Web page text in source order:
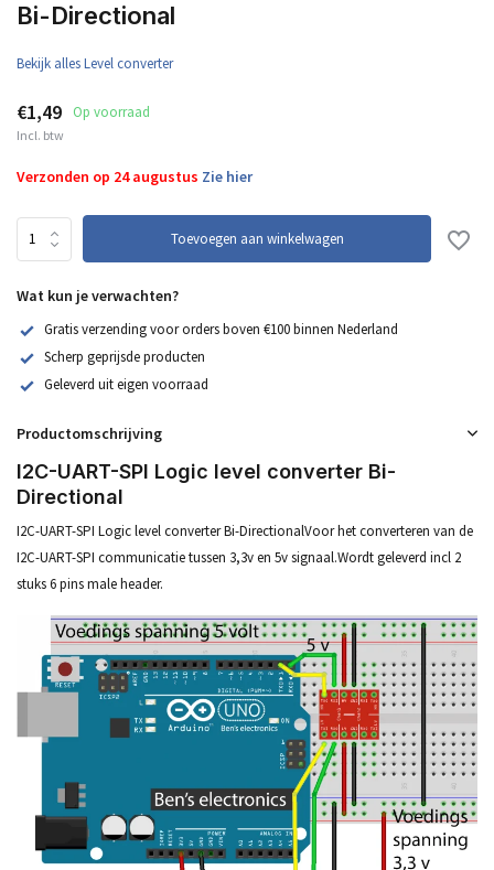
Bi-Directional
Bekijk alles Level converter
€1,49 Op voorraad
Incl. btw
Verzonden op 24 augustus Zie hier
Toevoegen aan winkelwagen
Wat kun je verwachten?
Gratis verzending voor orders boven €100 binnen Nederland
Scherp geprijsde producten
Geleverd uit eigen voorraad
Productomschrijving
I2C-UART-SPI Logic level converter Bi-
Directional
I2C-UART-SPI Logic level converter Bi-DirectionalVoor het converteren van de
I2C-UART-SPI communicatie tussen 3,3v en 5v signaal.Wordt geleverd incl 2
stuks 6 pins male header.